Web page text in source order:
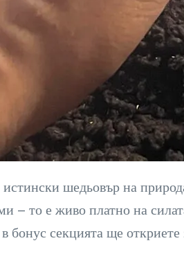
шедьовър на
– то е живо платно на
в бонус секцията ще